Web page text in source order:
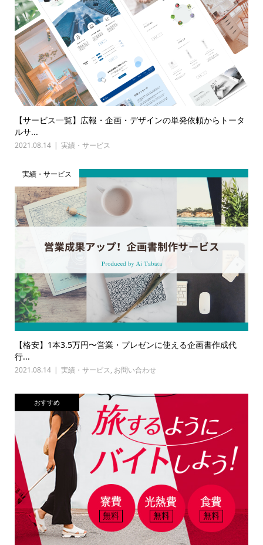
【サービス一覧】広報・企画・デザインの単発依頼からトータ
ルサ...
2021.08.14 実績・サービス
実績・サービス
【格安】1本3.5万円〜営業・プレゼンに使える企画書作成代
行...
2021.08.14 実績・サービス, お問い合わせ
おすすめ